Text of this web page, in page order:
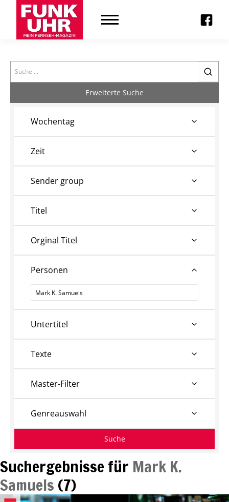
Search
Suchergebnisse für Mark K.
Samuels (7)
Erweiterte Suche
Wochentag
Zeit
Sender group
Titel
Orginal Titel
Personen
Personen
Untertitel
Texte
Master-Filter
Genreauswahl
Suche